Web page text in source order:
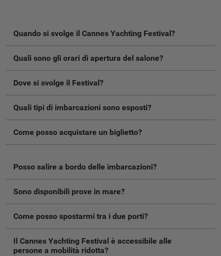
Quando si svolge il Cannes Yachting Festival?
Quali sono gli orari di apertura del salone?
Dove si svolge il Festival?
Quali tipi di imbarcazioni sono esposti?
Come posso acquistare un biglietto?
Posso salire a bordo delle imbarcazioni?
Sono disponibili prove in mare?
Come posso spostarmi tra i due porti?
Il Cannes Yachting Festival è accessibile alle
persone a mobilità ridotta?